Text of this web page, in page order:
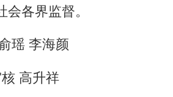
各界监督。
瑶 李海颜
高升祥